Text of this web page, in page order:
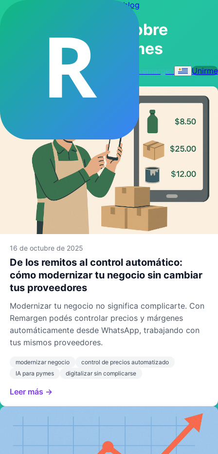
R remargen Unirme
← Volver al blog
Artículos sobre
IA para pymes
16 de octubre de 2025
De los remitos al control automático:
cómo modernizar tu negocio sin cambiar
tus proveedores
Modernizar tu negocio no significa complicarte. Con
Remargen podés controlar precios y márgenes
automáticamente desde WhatsApp, trabajando con
tus mismos proveedores.
modernizar negocio
control de precios automatizado
IA para pymes
digitalizar sin complicarse
Leer más →